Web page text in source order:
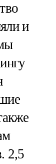
и
2,5